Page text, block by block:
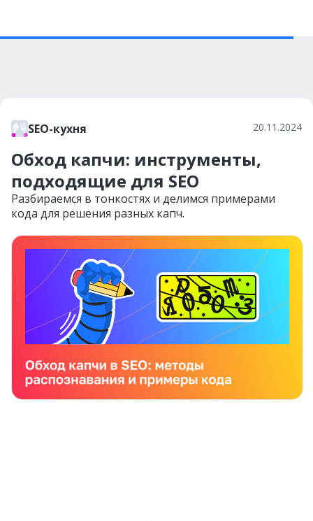
SEO-кухня 20.11.2024
Обход капчи: инструменты,
подходящие для SEO
Разбираемся в тонкостях и делимся примерами
кода для решения разных капч.